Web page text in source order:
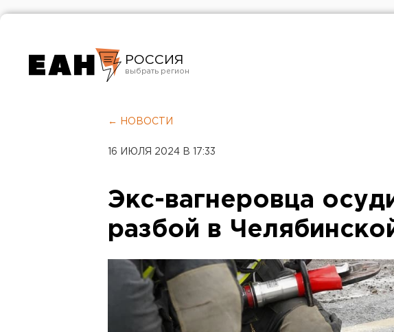
РОССИЯ
Челябинск
← НОВОСТИ
16 ИЮЛЯ 2024 В 17:33
Экс-вагнеровца
разбой в